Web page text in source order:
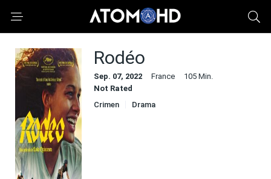
Rodéo
Sep. 07, 2022 France
105 Min.
Not Rated
Crimen
Drama